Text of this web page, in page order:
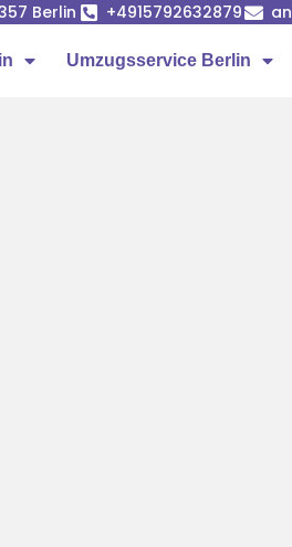
Berlin +4915792632879
Umzugsservice Berlin